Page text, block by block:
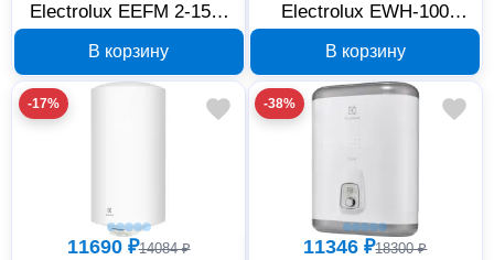
Electrolux EEFM 2-150-
В корзину
Electrolux EWH-100
В корзину
-17%
11690 ₽14084 ₽
-38%
11346 ₽18300 ₽